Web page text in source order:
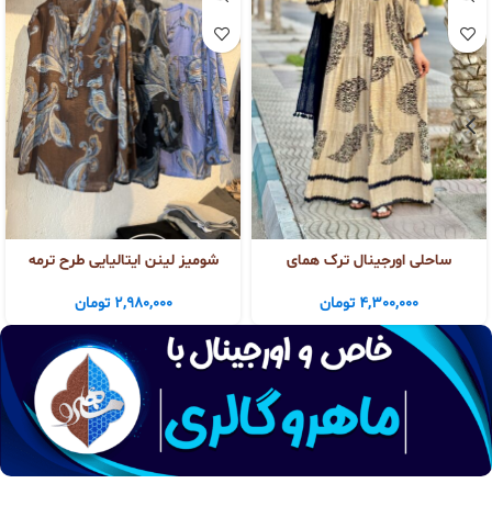
ساحلی اورجینال ترک همای
4,300,000 تومان
شومیز لینن ایتالیایی طرح ترمه
2,980,000 تومان